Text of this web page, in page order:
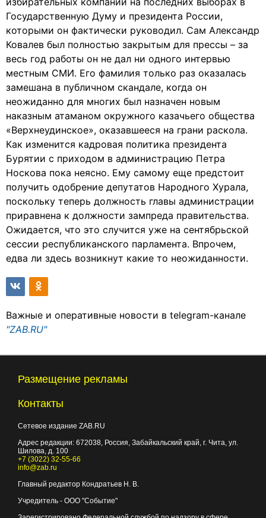
Государственную Думу и президента России,
которыми он фактически руководил. Сам Александр
Ковалев был полностью закрытым для прессы – за
весь год работы он не дал ни одного интервью
местным СМИ. Его фамилия только раз оказалась
замешана в публичном скандале, когда он
неожиданно для многих был назначен новым
наказным атаманом окружного казачьего общества
«Верхнеудинское», оказавшееся на грани раскола.
Как изменится кадровая политика президента
Бурятии с приходом в администрацию Петра
Носкова пока неясно. Ему самому еще предстоит
получить одобрение депутатов Народного Хурала,
поскольку теперь должность главы администрации
приравнена к должности зампреда правительства.
Ожидается, что это случится уже на сентябрьской
сессии республиканского парламента. Впрочем,
едва ли здесь возникнут какие то неожиданности.
Важные и оперативные новости в telegram-канале
"ZAB.RU"
Размещение рекламы
Контакты
Сетевое издание ZAB.RU
Адрес редакции: 672038, Россия, Забайкальский край, г. Чита, ул.
Шилова, д. 100
+7 (3022) 32-55-66
info@zab.ru
Главный редактор Кондратьев Н. В.
Учредитель - ООО "Событие"